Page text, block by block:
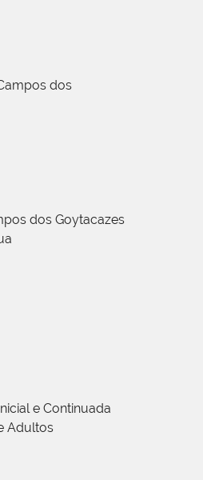
dos
dos Goytacazes
e Continuada
Adultos